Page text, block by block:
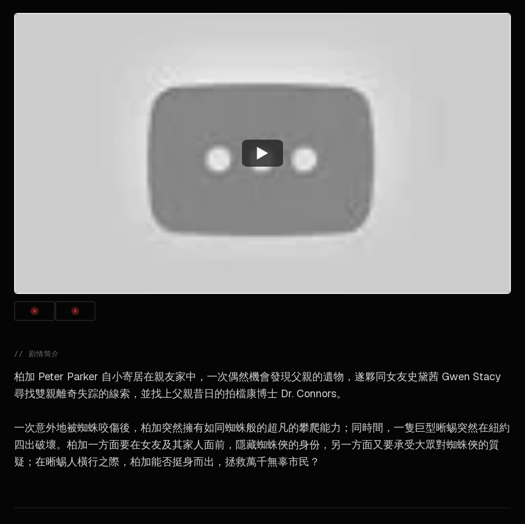
Watch
// 剧情简介
柏加 Peter Parker 自小寄居在親友家中，一次偶然機會發現父親的遺物，遂夥同女友史黛茜 Gwen Stacy
尋找雙親離奇失踪的線索，並找上父親昔日的拍檔康博士 Dr. Connors。
一次意外地被蜘蛛咬傷後，柏加突然擁有如同蜘蛛般的超凡的攀爬能力；同時間，一隻巨型晰蜴突然在紐約
四出破壞。柏加一方面要在女友及其家人面前，隱藏蜘蛛俠的身份，另一方面又要承受大眾對蜘蛛俠的質
疑；在晰蜴人橫行之際，柏加能否挺身而出，拯救萬千無辜市民？